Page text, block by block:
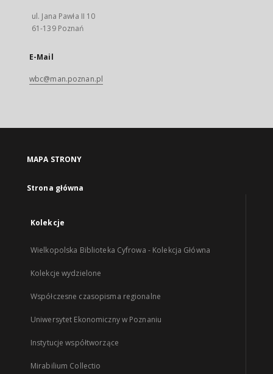
ul. Jana Pawła II 10
61-139 Poznań
E-Mail
wbc@man.poznan.pl
MAPA STRONY
Strona główna
Kolekcje
Wielkopolska Biblioteka Cyfrowa - Kolekcja Główna
Kolekcje wydzielone
Współczesne czasopisma regionalne
Uniwersytet Ekonomiczny w Poznaniu
Instytucje współtworzące
Mirabilium Collectio